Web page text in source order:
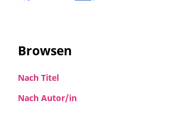
Browsen
Nach Titel
Nach Autor/in